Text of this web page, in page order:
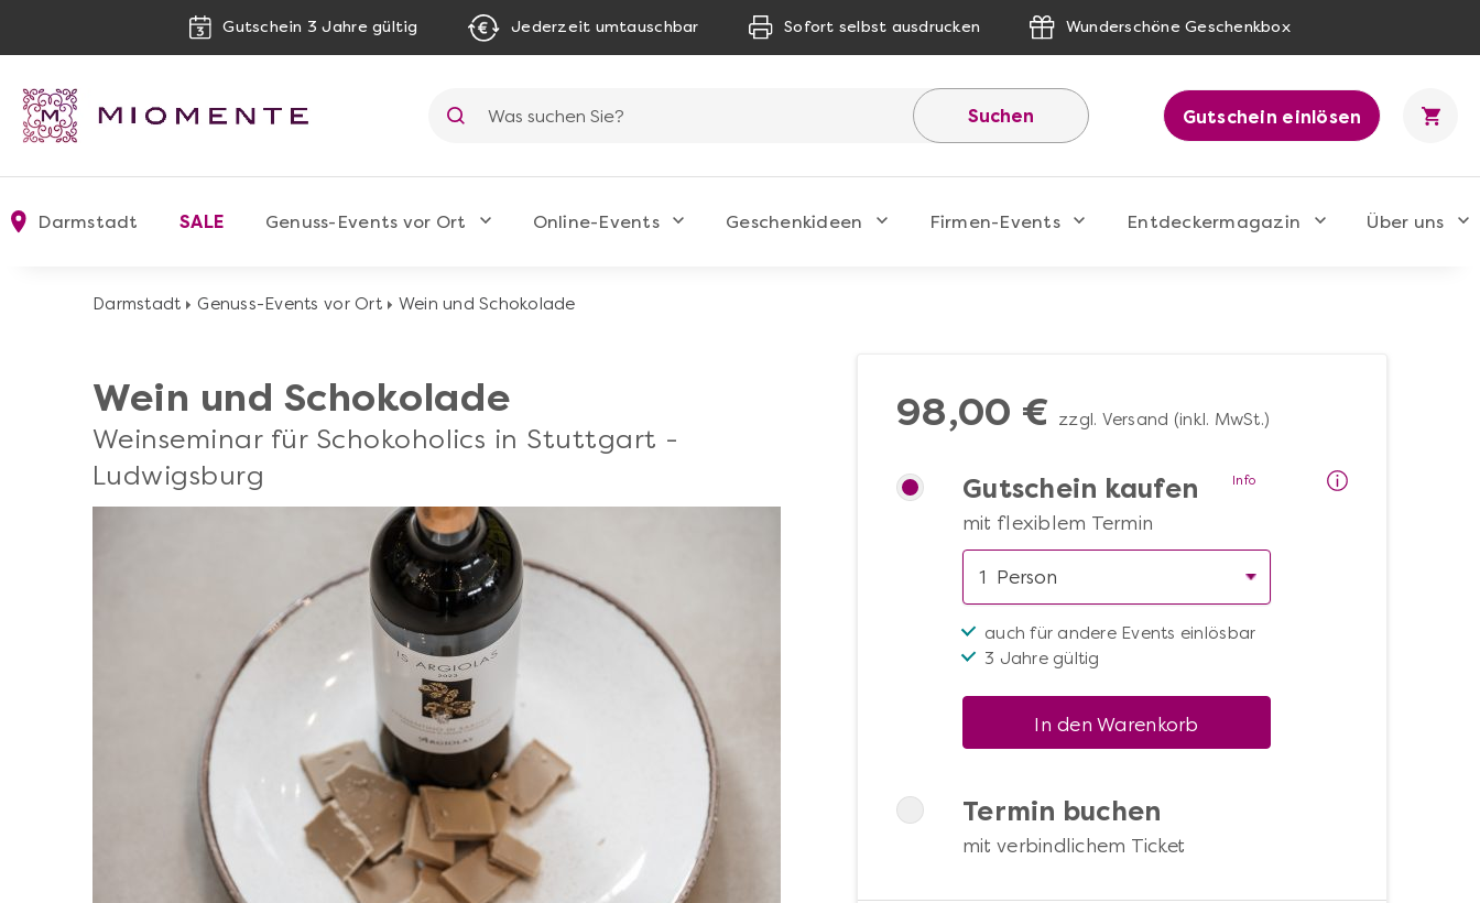
Gutschein 3 Jahre gültig Jederzeit umtauschbar Sofort selbst ausdrucken Wunderschöne Geschenkbox
Suchen Gutschein einlösen
Darmstadt SALE Genuss-Events vor Ort Online-Events Geschenkideen Firmen-Events Entdeckermagazin Über uns
Darmstadt Genuss-Events vor Ort Wein und Schokolade
Wein und Schokolade
Weinseminar für Schokoholics in Stuttgart -
Ludwigsburg
98,00 € zzgl. Versand (inkl. MwSt.)
Gutschein kaufen
mit flexiblem Termin
auch für andere Events einlösbar
3 Jahre gültig
In den Warenkorb
Termin buchen
mit verbindlichem Ticket
Info